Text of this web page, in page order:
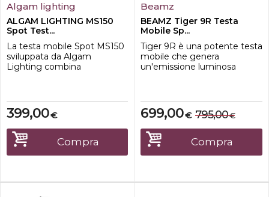
Algam lighting
ALGAM LIGHTING MS150
Spot Test...
La testa mobile Spot MS150
sviluppata da Algam
Lighting combina
professionisti e appassionati
di illuminazione. Il suo LED
bianco da 120 Watt, abbinato
ad un anello di 18 Led RGB,
genera un fascio luminoso
potente ide...
€
399,00
Compra
Beamz
BEAMZ Tiger 9R Testa
Mobile Sp...
Tiger 9R è una potente testa
mobile che genera
un'emissione luminosa
Questa versatile testa
mobile offre una gamma
completa di effetti, tra cui
miscelazione colore, effetto
frost, vari gobo e prismi,
offrendo agli utent...
€
699,00 €
795,00
Compra